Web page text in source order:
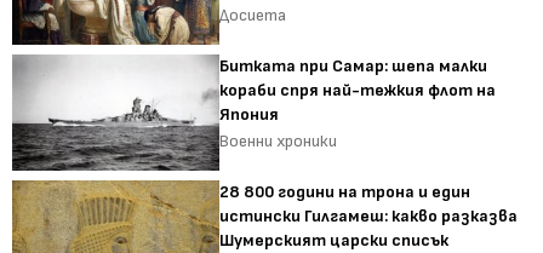
Досиета
Битката при Самар: шепа малки
кораби спря най-тежкия флот на
Япония
Военни хроники
28 800 години на трона и един
истински Гилгамеш: какво разказва
Шумерският царски списък